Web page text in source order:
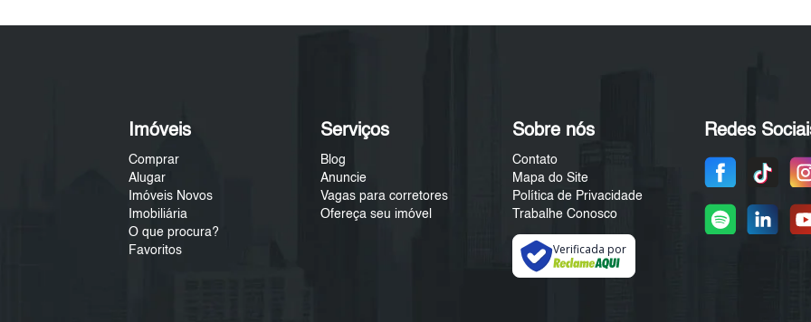
Imóveis
Comprar
Alugar
Imóveis Novos
Imobiliária
O que procura?
Favoritos
Serviços
Blog
Anuncie
Vagas para corretores
Ofereça seu imóvel
Sobre nós
Contato
Mapa do Site
Política de Privacidade
Trabalhe Conosco
Verificada por
Redes